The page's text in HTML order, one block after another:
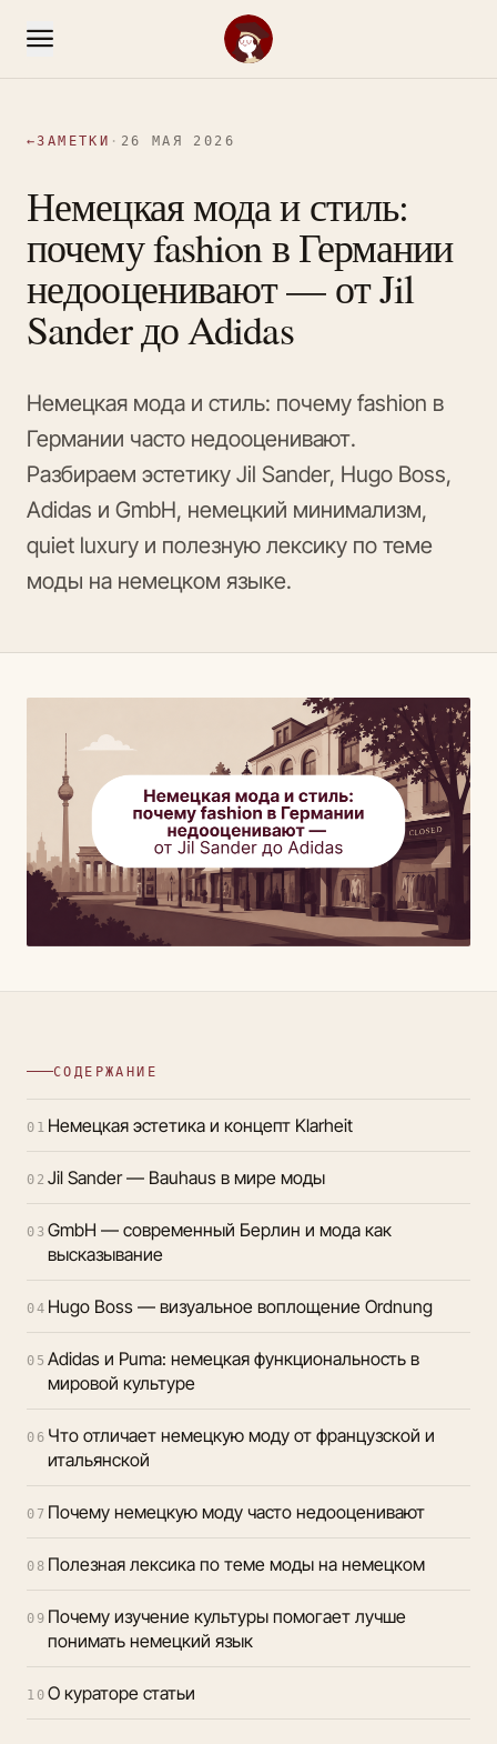
←ЗАМЕТКИ · 26 МАЯ 2026
Немецкая мода и стиль:
почему fashion в Германии
недооценивают — от Jil
Sander до Adidas
Немецкая мода и стиль: почему fashion в
Германии часто недооценивают.
Разбираем эстетику Jil Sander, Hugo Boss,
Adidas и GmbH, немецкий минимализм,
quiet luxury и полезную лексику по теме
моды на немецком языке.
СОДЕРЖАНИЕ
01 Немецкая эстетика и концепт Klarheit
02 Jil Sander — Bauhaus в мире моды
03 GmbH — современный Берлин и мода как
высказывание
04 Hugo Boss — визуальное воплощение Ordnung
05 Adidas и Puma: немецкая функциональность в
мировой культуре
06 Что отличает немецкую моду от французской и
итальянской
07 Почему немецкую моду часто недооценивают
08 Полезная лексика по теме моды на немецком
09 Почему изучение культуры помогает лучше
понимать немецкий язык
10 О кураторе статьи